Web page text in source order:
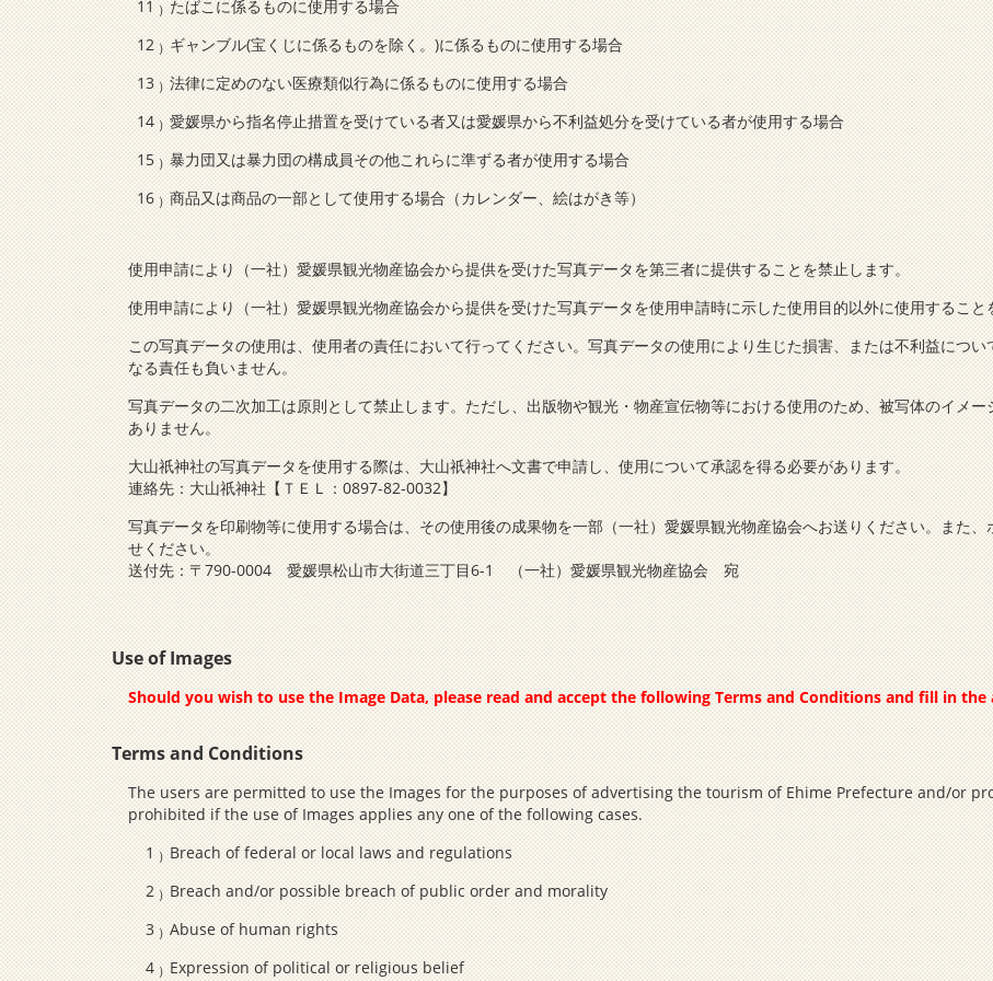
たばこに係るものに使用する場合
ギャンブル(宝くじに係るものを除く。)に係るものに使用する場合
法律に定めのない医療類似行為に係るものに使用する場合
愛媛県から指名停止措置を受けている者又は愛媛県から不利益処分を受けている者が使用する場合
暴力団又は暴力団の構成員その他これらに準ずる者が使用する場合
商品又は商品の一部として使用する場合（カレンダー、絵はがき等）
使用申請により（一社）愛媛県観光物産協会から提供を受けた写真データを第三者に提供することを禁止します。
使用申請により（一社）愛媛県観光物産協会から提供を受けた写真データを使用申請時に示した使用目的以外に使用すること
この写真データの使用は、使用者の責任において行ってください。写真データの使用により生じた損害、または不利益につ
なる責任も負いません。
写真データの二次加工は原則として禁止します。ただし、出版物や観光・物産宣伝物等における使用のため、被写体のイメ
ありません。
大山祇神社の写真データを使用する際は、大山祇神社へ文書で申請し、使用について承認を得る必要があります。
連絡先：大山祇神社【ＴＥＬ：0897-82-0032】
写真データを印刷物等に使用する場合は、その使用後の成果物を一部（一社）愛媛県観光物産協会へお送りください。また
せください。
送付先：〒790-0004 愛媛県松山市大街道三丁目6-1 （一社）愛媛県観光物産協会 宛
Use of Images
Should you wish to use the Image Data, please read and accept the following Terms and Conditions and fill in
Terms and Conditions
The users are permitted to use the Images for the purposes of advertising the tourism of Ehime Prefecture and/or
prohibited if the use of Images applies any one of the following cases.
Breach of federal or local laws and regulations
Breach and/or possible breach of public order and morality
Abuse of human rights
Expression of political or religious belief